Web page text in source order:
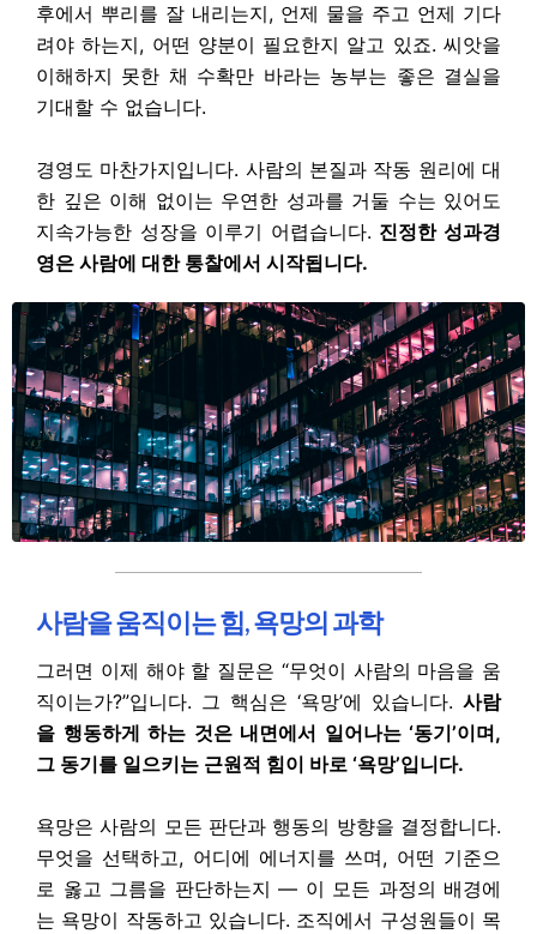
후에서 뿌리를 잘 내리는지, 언제 물을 주고 언제 기다
려야 하는지, 어떤 양분이 필요한지 알고 있죠. 씨앗을
이해하지 못한 채 수확만 바라는 농부는 좋은 결실을
기대할 수 없습니다.
경영도 마찬가지입니다. 사람의 본질과 작동 원리에 대
한 깊은 이해 없이는 우연한 성과를 거둘 수는 있어도
지속가능한 성장을 이루기 어렵습니다. 진정한 성과경
영은 사람에 대한 통찰에서 시작됩니다.
사람을 움직이는 힘, 욕망의 과학
그러면 이제 해야 할 질문은 “무엇이 사람의 마음을 움
직이는가?”입니다. 그 핵심은 ‘욕망’에 있습니다. 사람
을 행동하게 하는 것은 내면에서 일어나는 ‘동기’이며,
그 동기를 일으키는 근원적 힘이 바로 ‘욕망’입니다.
욕망은 사람의 모든 판단과 행동의 방향을 결정합니다.
무엇을 선택하고, 어디에 에너지를 쓰며, 어떤 기준으
로 옳고 그름을 판단하는지 — 이 모든 과정의 배경에
는 욕망이 작동하고 있습니다. 조직에서 구성원들이 목